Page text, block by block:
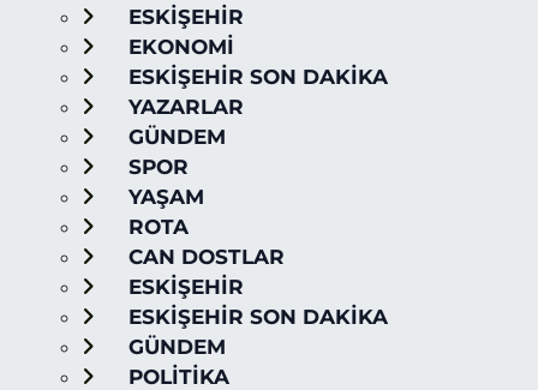
ESKİŞEHİR
EKONOMİ
ESKİŞEHİR SON DAKİKA
YAZARLAR
GÜNDEM
SPOR
YAŞAM
ROTA
CAN DOSTLAR
ESKİŞEHİR
ESKİŞEHİR SON DAKİKA
GÜNDEM
POLİTİKA